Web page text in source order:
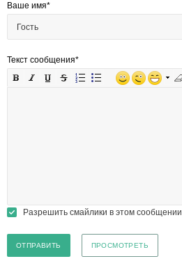
Ваше имя*
Текст сообщения*
Разрешить смайлики в этом сообщении